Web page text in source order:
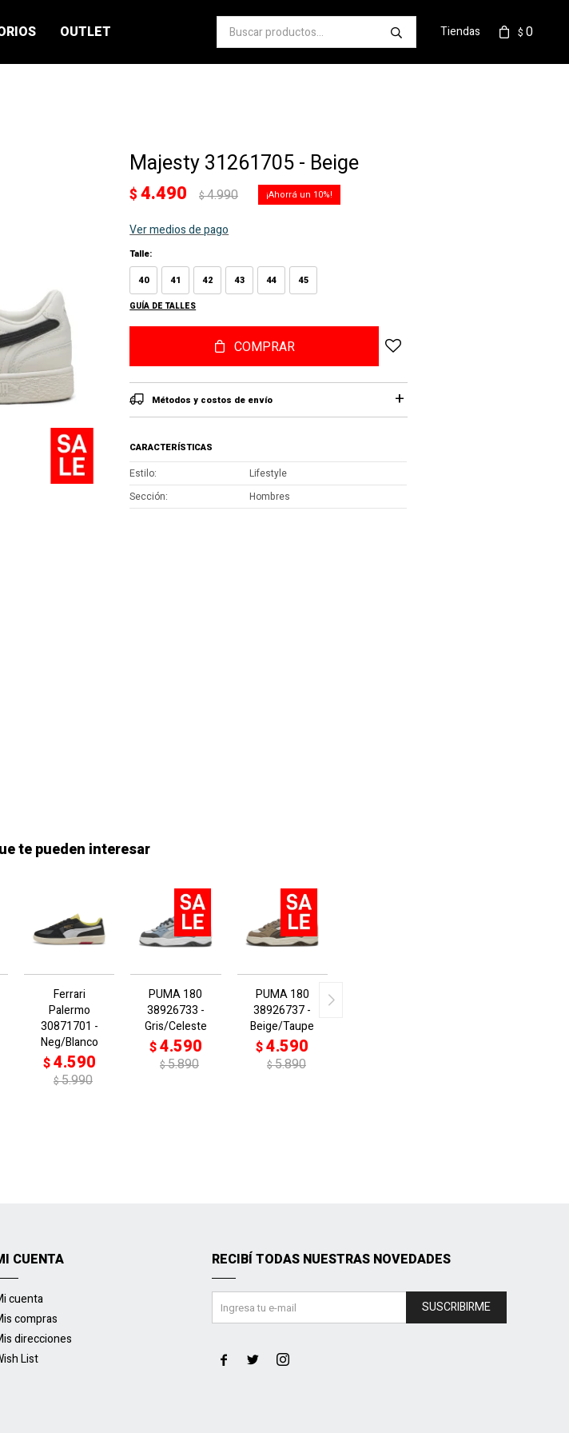
OUTLET $ 0
Tiendas
Majesty 31261705 - Beige
$ 4.490 $4.990 10
Ver medios de pago
Talle:
40
41 42 43 44 45
GUÍA DE TALLES
COMPRAR
Métodos y costos de envío
CARACTERÍSTICAS
Estilo
Lifestyle
Sección
Hombres
te pueden interesar
Ferrari
Palermo
30871701 -
Neg/Blanco
$4.590
$5.990
PUMA 180
38926733 -
Gris/Celeste
$4.590
$5.890
PUMA 180
38926737 -
Beige/Taupe
$4.590
$5.890
CUENTA
cuenta
compras
direcciones
List
RECIBÍ TODAS NUESTRAS NOVEDADES
SUSCRIBIRME
  